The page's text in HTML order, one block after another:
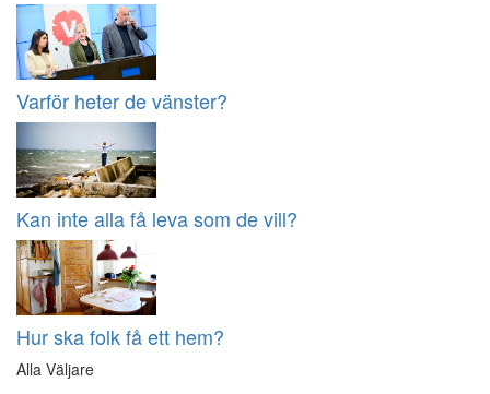
Varför heter de vänster?
Kan inte alla få leva som de vill?
Hur ska folk få ett hem?
Alla Väljare